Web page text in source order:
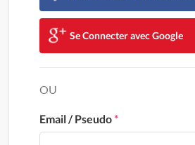
Se Connecter avec Google
OU
Email / Pseudo*